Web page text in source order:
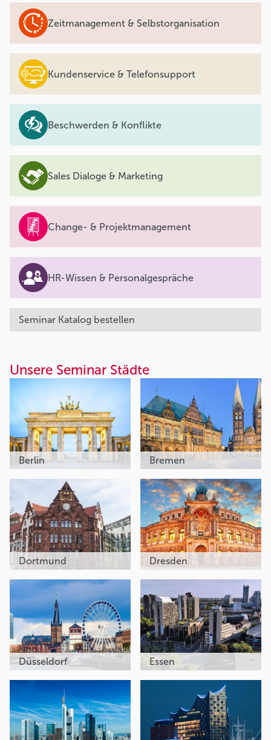
Zeitmanagement & Selbstorganisation
Kundenservice & Telefonsupport
Beschwerden & Konflikte
Sales Dialoge & Marketing
Change- & Projektmanagement
HR-Wissen & Personalgespräche
Seminar Katalog bestellen
Unsere Seminar Städte
Berlin Bremen
Dortmund Dresden
Düsseldorf Essen